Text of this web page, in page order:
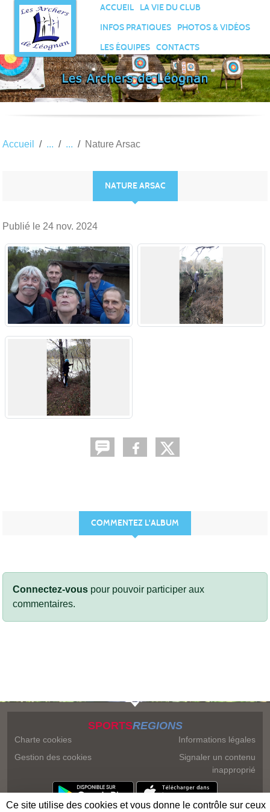
ACCUEIL
LA VIE DU CLUB
INFOS PRATIQUES
PHOTOS & VIDÉOS
LES ÉQUIPES
CONTACTS
Accueil Nature Arsac
NATURE ARSAC
Publié le 24 nov. 2024
COMMENTEZ L'ALBUM
Connectez-vous pour pouvoir participer aux
commentaires.
SPORTSREGIONS
Charte cookies
Gestion des cookies
Informations légales
Signaler un contenu
inapproprié
Panneau de gestion des cookies
Ce site utilise des cookies et vous donne le contrôle sur ceux